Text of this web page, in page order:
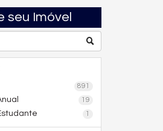
seu Imóvel
891
19
1